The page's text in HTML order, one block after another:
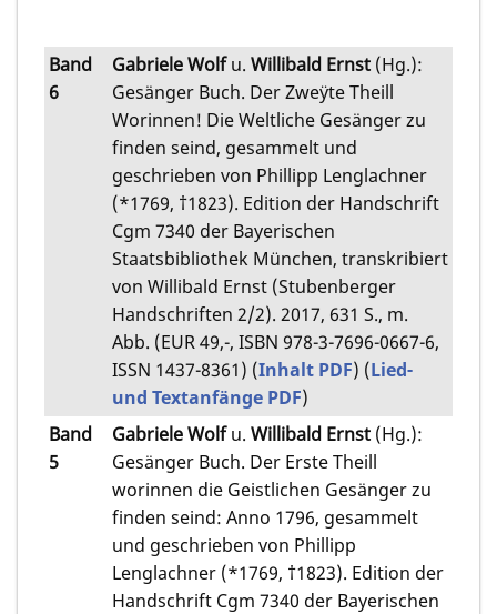
Band
6
Gabriele Wolfu. Willibald Ernst (Hg.):
Gesänger Buch. Der Zweÿte Theill
Worinnen! Die Weltliche Gesänger zu
finden seind, gesammelt und
geschrieben von Phillipp Lenglachner
(*1769, †1823). Edition der Handschrift
Cgm 7340 der Bayerischen
Staatsbibliothek München, transkribiert
von Willibald Ernst (Stubenberger
Handschriften 2/2). 2017, 631 S., m.
Abb. (EUR 49,-, ISBN 978-3-7696-0667-6,
ISSN 1437-8361) (Inhalt PDF) (Lied-
und Textanfänge PDF)
Band
5
Gabriele Wolfu. Willibald Ernst (Hg.):
Gesänger Buch. Der Erste Theill
worinnen die Geistlichen Gesänger zu
finden seind: Anno 1796, gesammelt
und geschrieben von Phillipp
Lenglachner (*1769, †1823). Edition der
Handschrift Cgm 7340 der Bayerischen